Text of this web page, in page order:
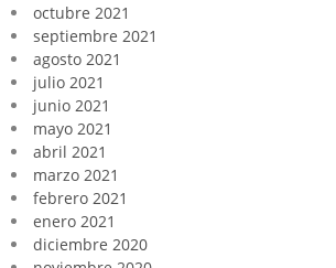
octubre 2021
septiembre 2021
agosto 2021
julio 2021
junio 2021
mayo 2021
abril 2021
marzo 2021
febrero 2021
enero 2021
diciembre 2020